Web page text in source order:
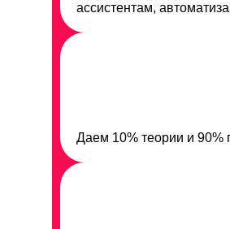
ассистентам,
Даем 10% теории и 90%